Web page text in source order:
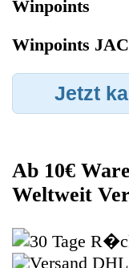
ein, bei der Artikelbeschreibung
befindet ob es Defekt oder
möglich alle Mängel angeben
wird Ihnen dann die
Computer hin gesendet werden
Durch die Verkaufsstrategie
Vielfaches mehr, als wenn Sie
eigenhändig komplett
Andere
gefallen